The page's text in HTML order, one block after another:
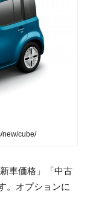
new/cube/
車価格」「中古
。オプションに